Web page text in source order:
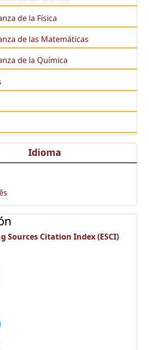
de la Física
de las Matemáticas
de la Química
Idioma
Sources Citation Index (ESCI)